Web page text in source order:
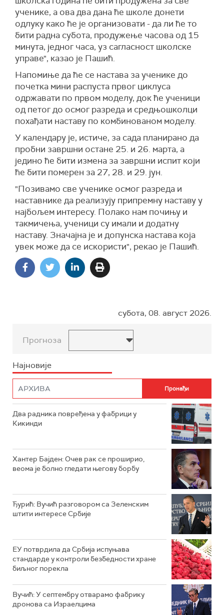
ученике, а ова два дана ће школе донети
одлуку како ће је организовати - да ли ће то
бити радна субота, продужење часова од 15
минута, једног часа, уз сагласност школске
управе", казао је Пашић.
Напомиње да ће се настава за ученике до
почетка мини распуста првог циклуса
одржавати по првом моделу, док ће ученици
од петог до осмог разреда и средњошколци
похађати наставу по комбинованом моделу.
У календару је, истиче, за сада планирано да
пробни завршни остане 25. и 26. марта, а
једино ће бити измена за завршни испит који
ће бити померен за 27, 28. и 29. јун.
"Позивамо све ученике осмог разреда и
наставнике да реализују припремну наставу у
најбољем интересу. Полако нам почињу и
такмичења, ученици су имали и додатну
наставу. Значајна је и допунска настава која
увек може да се искористи", рекао је Пашић.
субота, 08. август 2026.
Прогноза
Најновије
Два радника повређена у фабрици у
Кикинди
Хантер Бајден: Очев рак се проширио,
веома је болно гледати његову борбу
Ђурић: Вучић разговором са Зеленским
штити интересе Србије
ЕУ потврдила да Србија испуњава
стандарде у контроли безбедности хране
биљног порекла
Вучић: У септембру отварамо фабрику
дронова са Израелцима